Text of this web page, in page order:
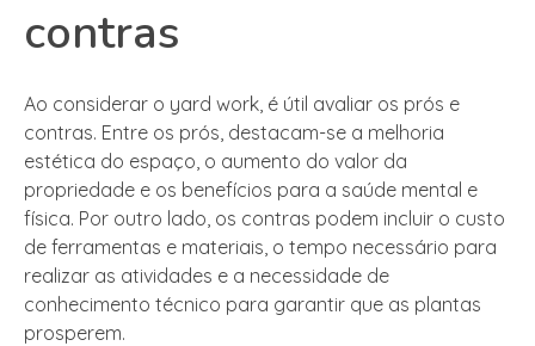
contras
Ao considerar o yard work, é útil avaliar os prós e
contras. Entre os prós, destacam-se a melhoria
estética do espaço, o aumento do valor da
propriedade e os benefícios para a saúde mental e
física. Por outro lado, os contras podem incluir o custo
de ferramentas e materiais, o tempo necessário para
realizar as atividades e a necessidade de
conhecimento técnico para garantir que as plantas
prosperem.